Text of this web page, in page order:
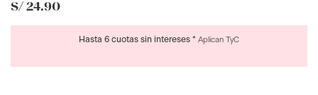
S/ 24.90
Hasta 6 cuotas sin intereses * Aplican TyC